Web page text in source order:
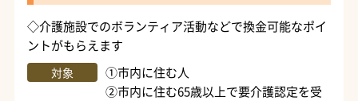
◇介護施設でのボランティア活動などで換金可能なポイ
ントがもらえます
対象
①市内に住む人
②市内に住む65歳以上で要介護認定を受